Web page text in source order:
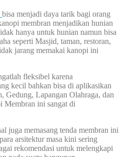
bisa menjadi daya tarik bagi orang
membran menjadikan hunian
hanya untuk hunian namun bisa
seperti Masjid, taman, restoran,
jarang memakai kanopi ini
fleksibel karena
kecil bahkan bisa di aplikasikan
Gedung, Lapangan Olahraga, dan
Membran ini sangat di
juga memasang tenda membran ini
arsitektur masa kini sering
rekomendasi untuk melengkapi